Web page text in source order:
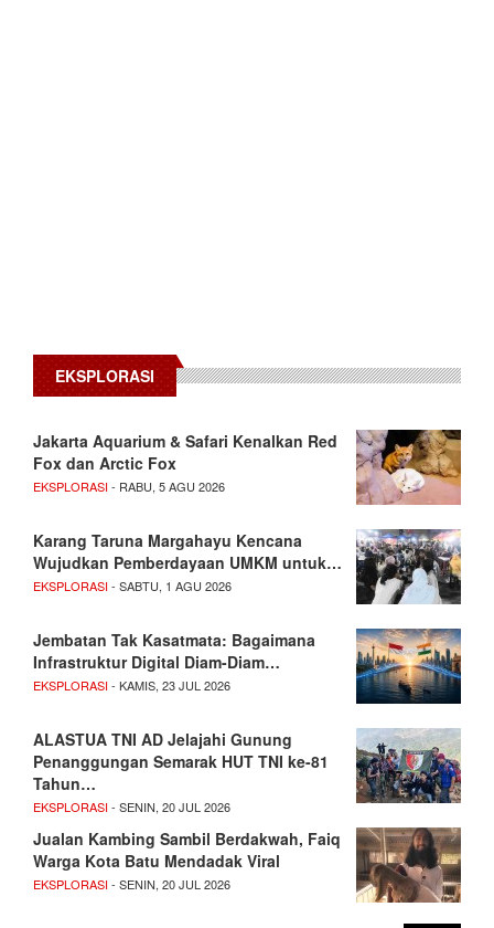
EKSPLORASI
Jakarta Aquarium & Safari Kenalkan Red
Fox dan Arctic Fox
EKSPLORASI- RABU, 5 AGU 2026
Karang Taruna Margahayu Kencana
Wujudkan Pemberdayaan UMKM untuk…
EKSPLORASI- SABTU, 1 AGU 2026
Jembatan Tak Kasatmata: Bagaimana
Infrastruktur Digital Diam-Diam…
EKSPLORASI- KAMIS, 23 JUL 2026
ALASTUA TNI AD Jelajahi Gunung
Penanggungan Semarak HUT TNI ke-81
Tahun…
EKSPLORASI- SENIN, 20 JUL 2026
Jualan Kambing Sambil Berdakwah, Faiq
Warga Kota Batu Mendadak Viral
EKSPLORASI- SENIN, 20 JUL 2026